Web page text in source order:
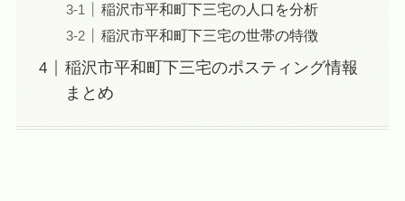
稲沢市平和町下三宅の人口を分析
稲沢市平和町下三宅の世帯の特徴
稲沢市平和町下三宅のポスティング情報
まとめ